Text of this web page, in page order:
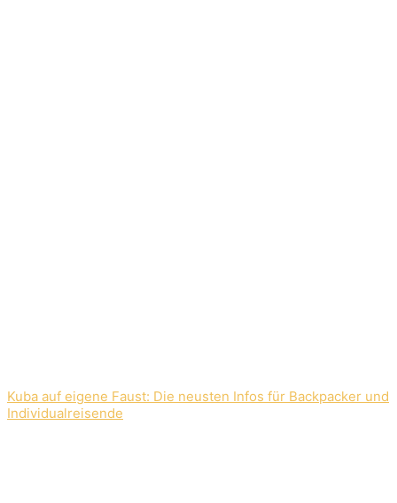
Kuba auf eigene Faust: Die neusten Infos für Backpacker und
Individualreisende